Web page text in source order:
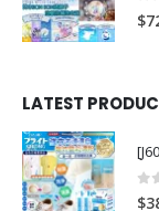
0
$
LATEST
0
$